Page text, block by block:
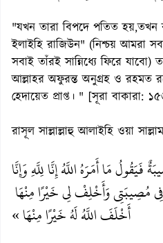
"যখন তারা বিপদে পতিত হয়,তখন
ইলাইহি রাজিউন" (নিশ্চয় আমরা
সবাই তাঁরই সান্নিধ্যে ফিরে যাবো)
আল্লাহর অফুরন্ত অনুগ্রহ ও রহমত
হেদায়েত প্রাপ্ত। " [সূরা বাকারা:
রাসূল সাল্লাল্লাহু আলাইহি ওয়া
مَا أَمَرَهُ اللَّهُ إِنَّا لِلَّهِ وَإِنَّا
مُصِيبَتِى وَأَخْلِفْ لِى خَيْرًا مِنْهَا
أَخْلَفَ اللَّهُ لَهُ خَيْرًا مِنْهَا »